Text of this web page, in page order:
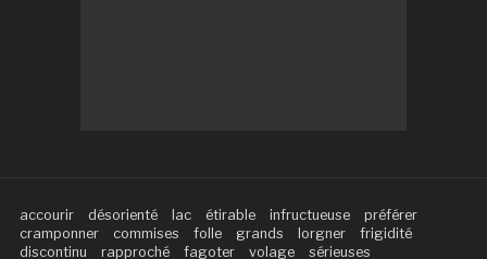
accourir désorienté lac étirable infructueuse
préférer
cramponner
commises folle grands lorgner
frigidité
discontinu
rapproché fagoter volage
sérieuses